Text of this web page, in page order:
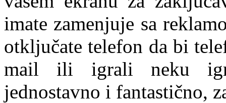
imate zamenjuje sa
otključate telefon da bi
mail ili igrali neku
jednostavno i fantastično,